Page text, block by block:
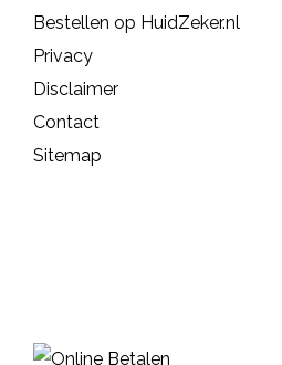
Bestellen op HuidZeker.nl
Privacy
Disclaimer
Contact
Sitemap